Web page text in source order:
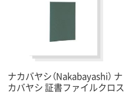
ナカバヤシ（Nakabayashi） ナ
カバヤシ 証書ファイルクロス